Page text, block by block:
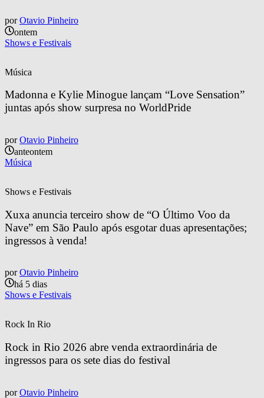
por Otavio Pinheiro
ontem
Shows e Festivais
Música
Madonna e Kylie Minogue lançam “Love Sensation”
juntas após show surpresa no WorldPride
por Otavio Pinheiro
anteontem
Música
Shows e Festivais
Xuxa anuncia terceiro show de “O Último Voo da
Nave” em São Paulo após esgotar duas apresentações;
ingressos à venda!
por Otavio Pinheiro
há 5 dias
Shows e Festivais
Rock In Rio
Rock in Rio 2026 abre venda extraordinária de
ingressos para os sete dias do festival
por Otavio Pinheiro